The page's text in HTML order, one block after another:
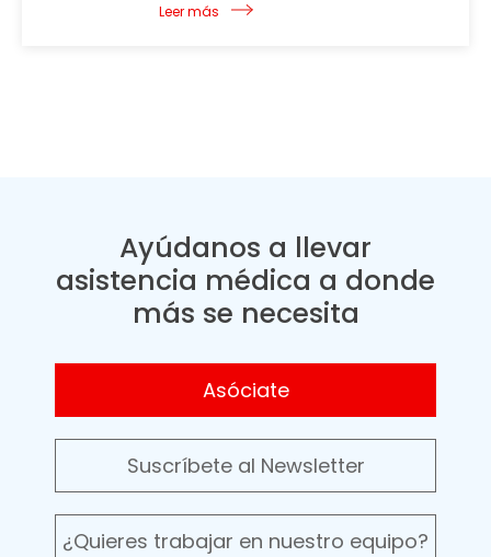
Leer más
Ayúdanos a llevar
asistencia médica a donde
más se necesita
Asóciate
Suscríbete al Newsletter
¿Quieres trabajar en nuestro equipo?